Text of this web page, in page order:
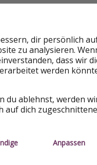
dir persönlich
zu analysieren.
dass wir
werden
du ablehnst, werden
dich
Anpassen